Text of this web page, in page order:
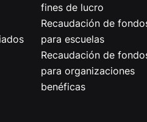
fines de lucro
Recaudación de
para escuelas
Recaudación de
para organizaciones
benéficas